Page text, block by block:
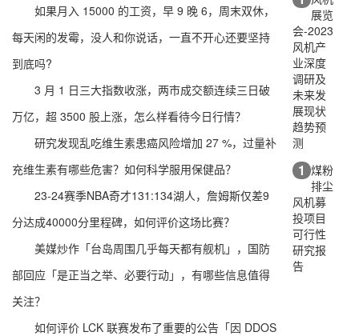
如果月入 15000 的工资，早 9 晚 6，周末双休，
每天闲的发霉，没人和你说话，一直不开心还要坚持
到底吗?
3 月 1 日三大指数收涨，两市成交额连续三日破
万亿，超 3500 股上涨，怎么样看待今日行情？
研究发现乱吃维生素患癌风险增加 27 %，过量补
充维生素有哪些危害？如何科学服用保健品？
23-24赛季NBA奇才131:134湖人，詹姆斯仅差9
分达成40000分里程碑，如何评价这场比赛？
美媒炒作「台岛周围几乎每天都有舰机」，国防
部回应「是正当之举、必要行动」，有哪些信息值得
关注？
如何评价 LCK 联赛发布了重要的公告「因 DDOS
展览
会-2023
风机产
业深度
调研及
未来发
展现状
趋势预
测
1 煤粉
排尘
风机募
投项目
可行性
研究报
告